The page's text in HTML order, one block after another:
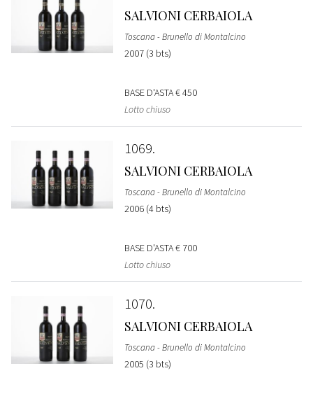
SALVIONI CERBAIOLA
Toscana - Brunello di Montalcino
2007 (3 bts)
BASE D'ASTA€ 450
Lotto chiuso
1069
SALVIONI CERBAIOLA
Toscana - Brunello di Montalcino
2006 (4 bts)
BASE D'ASTA€ 700
Lotto chiuso
1070
SALVIONI CERBAIOLA
Toscana - Brunello di Montalcino
2005 (3 bts)